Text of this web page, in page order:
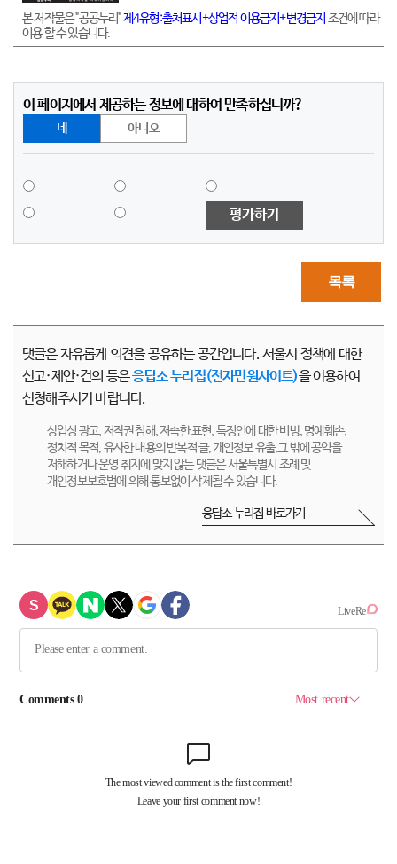
본 저작물은 "공공누리"제4유형:출처표시+상업적 이용금지+변경금지 조건에 따라
이용 할 수 있습니다.
이 페이지에서 제공하는 정보에 대하여 만족하십니까?
네 아니오
평가하기
목록
댓글은 자유롭게 의견을 공유하는 공간입니다. 서울시 정책에 대한
신고·제안·건의 등은응답소 누리집(전자민원사이트)을 이용하여
신청해주시기 바랍니다.
상업성 광고, 저작권 침해, 저속한 표현, 특정인에 대한 비방, 명예훼손,
정치적 목적, 유사한 내용의 반복적 글, 개인정보 유출,그 밖에 공익을
저해하거나 운영 취지에 맞지 않는 댓글은 서울특별시 조례 및
개인정보보호법에 의해 통보없이 삭제될 수 있습니다.
응답소 누리집 바로가기